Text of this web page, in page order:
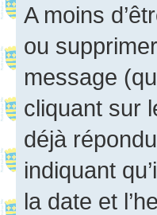
A moins
ou
message
cliquant sur
déjà
indiquant
la date et